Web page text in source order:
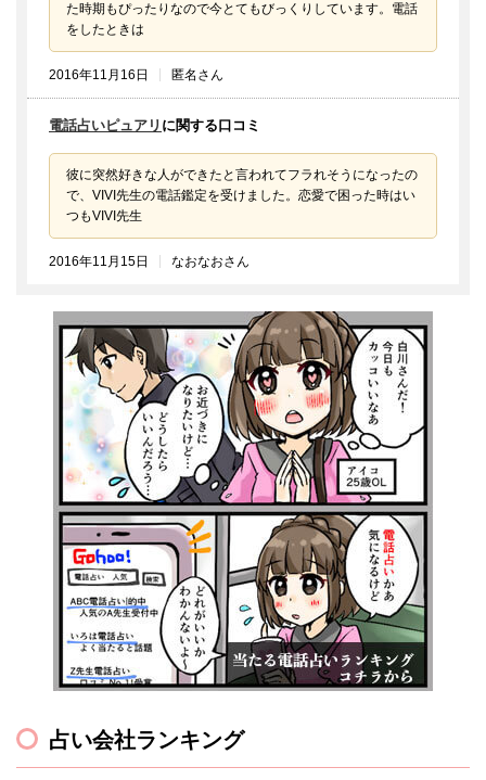
た時期もぴったりなので今とてもびっくりしています。電話
をしたときは
2016年11月16日 匿名さん
電話占いピュアリ に関する口コミ
彼に突然好きな人ができたと言われてフラれそうになったの
で、VIVI先生の電話鑑定を受けました。恋愛で困った時はい
つもVIVI先生
2016年11月15日 なおなおさん
占い会社ランキング